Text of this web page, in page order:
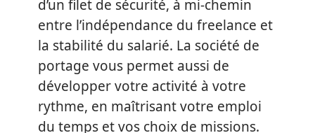
d’un filet de sécurité, à mi-chemin
entre l’indépendance du freelance et
la stabilité du salarié. La société de
portage vous permet aussi de
développer votre activité à votre
rythme, en maîtrisant votre emploi
du temps et vos choix de missions.